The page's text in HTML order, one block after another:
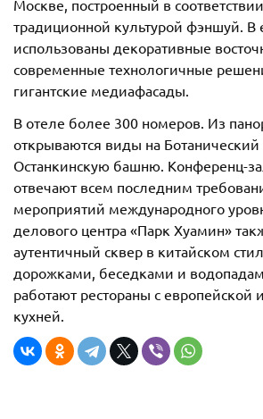
Москве, построенный в
традиционной культурой фэншуй.
использованы декоративные
современные технологичные
гигантские медиафасады.
В отеле более 300 номеров. Из
открываются виды на
Останкинскую башню. Конференц-
отвечают всем последним
мероприятий международного
делового центра «Парк Хуамин»
аутентичный сквер в китайском
дорожками, беседками и
работают рестораны с европейской
кухней.